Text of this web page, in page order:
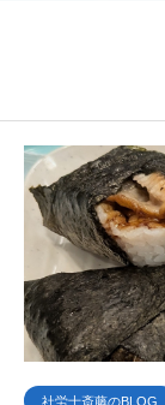
社労士斎藤のBLOG